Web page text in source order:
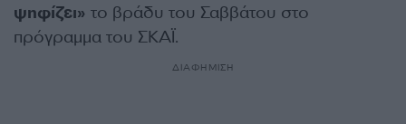
ψηφίζει» το βράδυ του Σαββάτου στο
πρόγραμμα του ΣΚΑΪ.
ΔΙΑΦΗΜΙΣΗ